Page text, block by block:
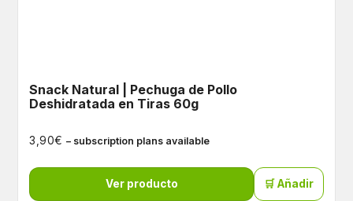
Snack Natural | Pechuga de Pollo
Deshidratada en Tiras 60g
3,90€ – subscription plans available
Ver producto 🛒 Añadir